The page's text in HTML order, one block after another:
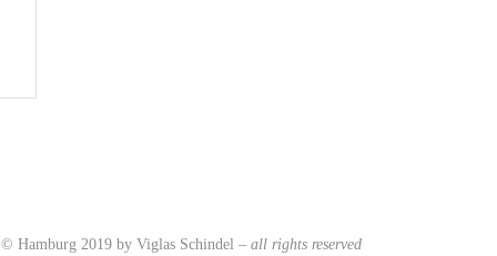
Hamburg 2019 by Viglas Schindel – all rights reserved